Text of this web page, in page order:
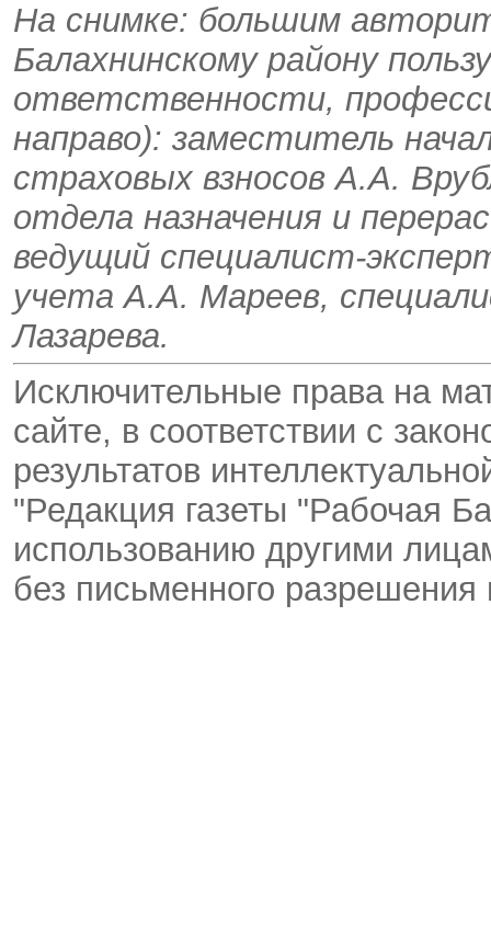
На снимке: большим
Балахнинскому району
ответственности,
направо): заместитель
страховых взносов А.А.
отдела назначения и
ведущий специалист-
учета А.А. Мареев,
Лазарева.
Исключительные права на
сайте, в соответствии с
результатов
"Редакция газеты "Рабочая
использованию другими
без письменного разрешения